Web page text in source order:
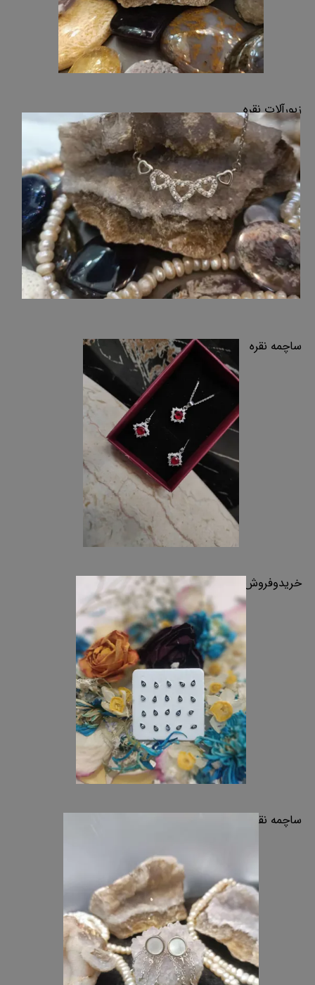
زیورآلات نقره
ساچمه نقره
خریدوفروش نقره
ساچمه نقره اصفهان